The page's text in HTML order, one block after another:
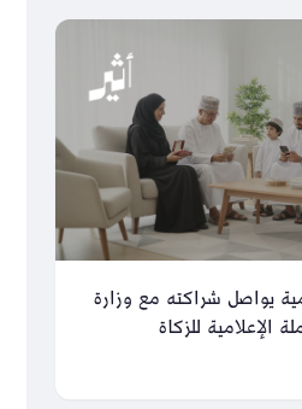
يواصل شراكته مع وزارة
الإعلامية للزكاة